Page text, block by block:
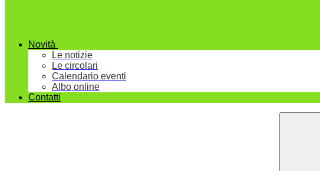
Novità
Le notizie
Le circolari
Calendario eventi
Albo online
Contatti